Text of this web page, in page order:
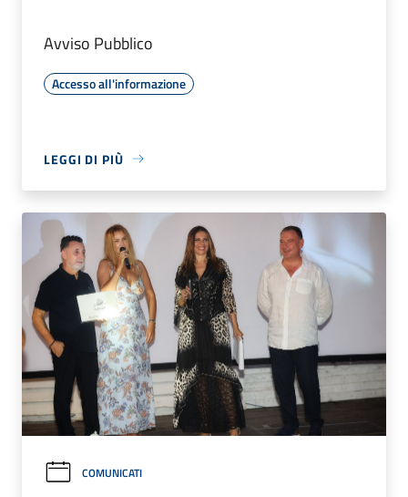
Avviso Pubblico
Accesso all'informazione
LEGGI DI PIÙ
COMUNICATI